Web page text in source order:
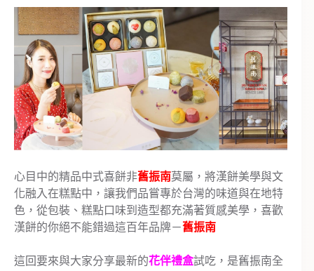
心目中的精品中式喜餅非舊振南莫屬，將漢餅美學與文
化融入在糕點中，讓我們品嘗專於台灣的味道與在地特
色，從包裝、糕點口味到造型都充滿著質感美學，喜歡
漢餅的你絕不能錯過這百年品牌－舊振南
這回要來與大家分享最新的花伴禮盒試吃，是舊振南全